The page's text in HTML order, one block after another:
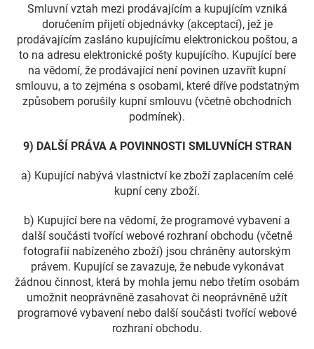
Smluvní vztah mezi prodávajícím a kupujícím vzniká
doručením přijetí objednávky (akceptací), jež je
prodávajícím zasláno kupujícímu elektronickou poštou, a
to na adresu elektronické pošty kupujícího. Kupující bere
na vědomí, že prodávající není povinen uzavřít kupní
smlouvu, a to zejména s osobami, které dříve podstatným
způsobem porušily kupní smlouvu (včetně obchodních
podmínek).
9) DALŠÍ PRÁVA A POVINNOSTI SMLUVNÍCH STRAN
a) Kupující nabývá vlastnictví ke zboží zaplacením celé
kupní ceny zboží.
b) Kupující bere na vědomí, že programové vybavení a
další součásti tvořící webové rozhraní obchodu (včetně
fotografií nabízeného zboží) jsou chráněny autorským
právem. Kupující se zavazuje, že nebude vykonávat
žádnou činnost, která by mohla jemu nebo třetím osobám
umožnit neoprávněně zasahovat či neoprávněně užít
programové vybavení nebo další součásti tvořící webové
rozhraní obchodu.